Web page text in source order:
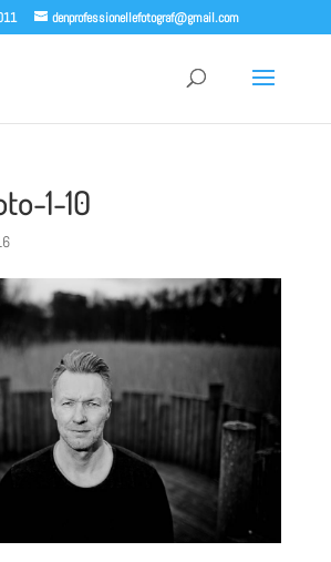
denprofessionellefotograf@gmail.com
1-10